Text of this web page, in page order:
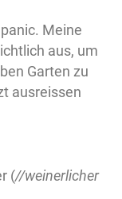
Meine
aus, um
Garten zu
ausreissen
(//weinerlicher